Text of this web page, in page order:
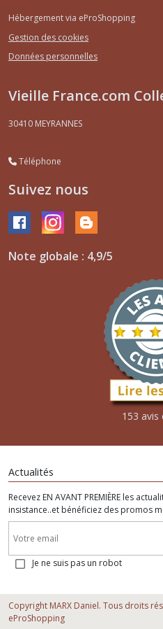
Hébergement via eProShopping
Gestion des cookies
Données personnelles
Vieille France.com
30410 MEYRANNES
Téléphone
Suivez nous
Note globale : 4,9/5
153 avis
Actualités
Recevez EN AVANT PREMIÈRE les
insistance..et bénéficiez des promos
Je ne suis pas un robot
Copyright MARX Daniel. Tous droits
eProShopping